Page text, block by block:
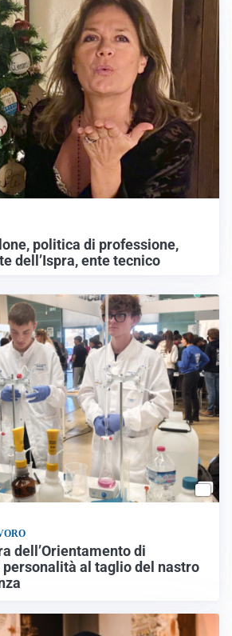
politica di professione,
dell’Ispra, ente tecnico
dell’Orientamento di
personalità al taglio del nastro